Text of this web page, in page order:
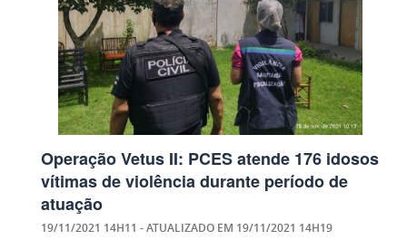
Operação Vetus II: PCES atende 176 idosos
vítimas de violência durante período de
atuação
19/11/2021 14H11 - ATUALIZADO EM 19/11/2021 14H19